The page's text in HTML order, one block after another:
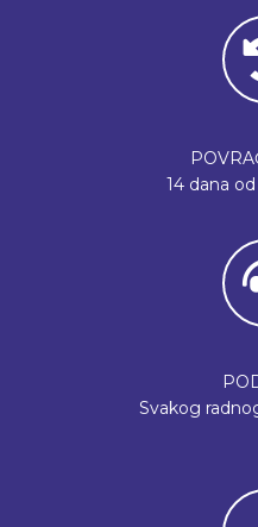
14 dana
Svakog